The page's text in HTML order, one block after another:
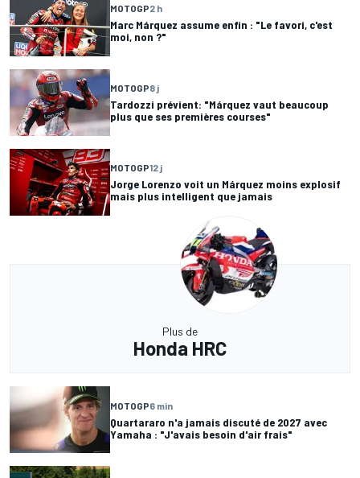
MOTOGP2 h
Marc Márquez assume enfin : "Le favori, c'est
moi, non ?"
MOTOGP8 j
Tardozzi prévient: "Márquez vaut beaucoup
plus que ses premières courses"
MOTOGP12 j
Jorge Lorenzo voit un Márquez moins explosif
mais plus intelligent que jamais
Plus de
Honda HRC
MOTOGP6 min
Quartararo n'a jamais discuté de 2027 avec
Yamaha : "J'avais besoin d'air frais"